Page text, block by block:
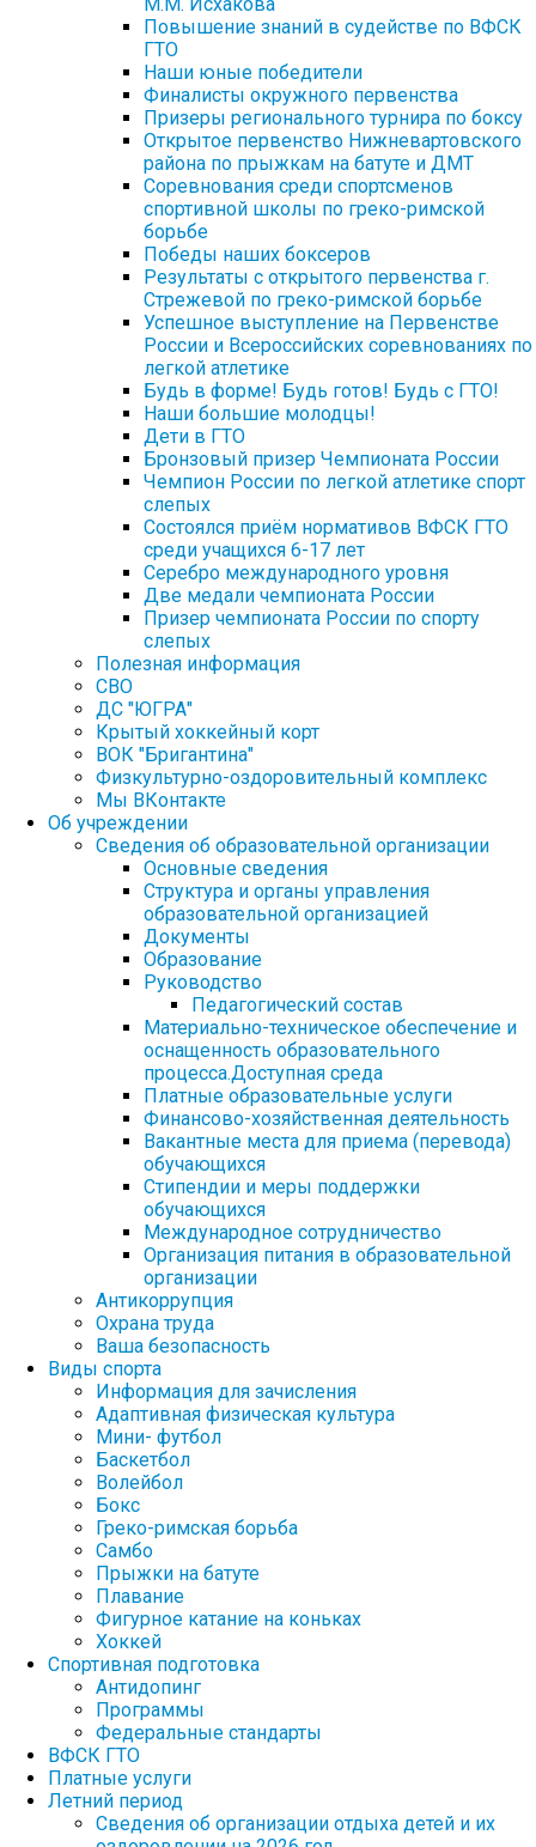
Повышение знаний в судействе по ВФСК
ГТО
Наши юные победители
Финалисты окружного первенства
Призеры регионального турнира по боксу
Открытое первенство Нижневартовского
района по прыжкам на батуте и ДМТ
Соревнования среди спортсменов
спортивной школы по греко-римской
борьбе
Победы наших боксеров
Результаты с открытого первенства г.
Стрежевой по греко-римской борьбе
Успешное выступление на Первенстве
России и Всероссийских соревнованиях по
легкой атлетике
Будь в форме! Будь готов! Будь с ГТО!
Наши большие молодцы!
Дети в ГТО
Бронзовый призер Чемпионата России
Чемпион России по легкой атлетике спорт
слепых
Состоялся приём нормативов ВФСК ГТО
среди учащихся 6-17 лет
Серебро международного уровня
Две медали чемпионата России
Призер чемпионата России по спорту
слепых
Полезная информация
СВО
ДС "ЮГРА"
Крытый хоккейный корт
ВОК "Бригантина"
Физкультурно-оздоровительный комплекс
Мы ВКонтакте
Об учреждении
Сведения об образовательной организации
Основные сведения
Структура и органы управления
образовательной организацией
Документы
Образование
Руководство
Педагогический состав
Материально-техническое обеспечение и
оснащенность образовательного
процесса.Доступная среда
Платные образовательные услуги
Финансово-хозяйственная деятельность
Вакантные места для приема (перевода)
обучающихся
Стипендии и меры поддержки
обучающихся
Международное сотрудничество
Организация питания в образовательной
организации
Антикоррупция
Охрана труда
Ваша безопасность
Виды спорта
Информация для зачисления
Адаптивная физическая культура
Мини- футбол
Баскетбол
Волейбол
Бокс
Греко-римская борьба
Самбо
Прыжки на батуте
Плавание
Фигурное катание на коньках
Хоккей
Спортивная подготовка
Антидопинг
Программы
Федеральные стандарты
ВФСК ГТО
Платные услуги
Летний период
Сведения об организации отдыха детей и их